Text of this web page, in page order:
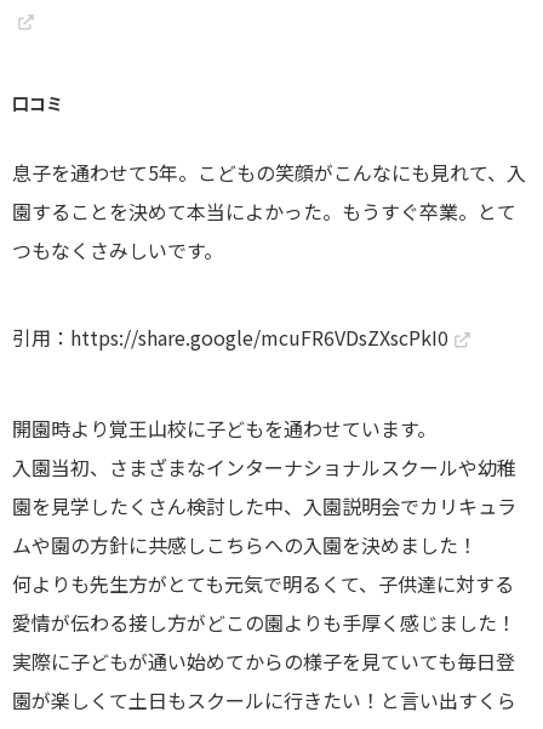
口コミ
息子を通わせて5年。こどもの笑顔がこんなにも見れて、入
園することを決めて本当によかった。もうすぐ卒業。とて
つもなくさみしいです。
引用： https://share.google/mcuFR6VDsZXscPkI0
開園時より覚王山校に子どもを通わせています。
入園当初、さまざまなインターナショナルスクールや幼稚
園を見学したくさん検討した中、入園説明会でカリキュラ
ムや園の方針に共感しこちらへの入園を決めました！
何よりも先生方がとても元気で明るくて、子供達に対する
愛情が伝わる接し方がどこの園よりも手厚く感じました！
実際に子どもが通い始めてからの様子を見ていても毎日登
園が楽しくて土日もスクールに行きたい！と言い出すくら